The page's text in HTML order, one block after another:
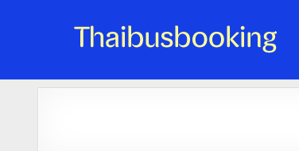
จองตั๋วรถออนไลน์ 24 ชั่วโมง